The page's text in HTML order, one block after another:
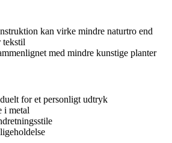
kan virke mindre naturtro end
tekstil
med mindre kunstige planter
for et personligt udtryk
i metal